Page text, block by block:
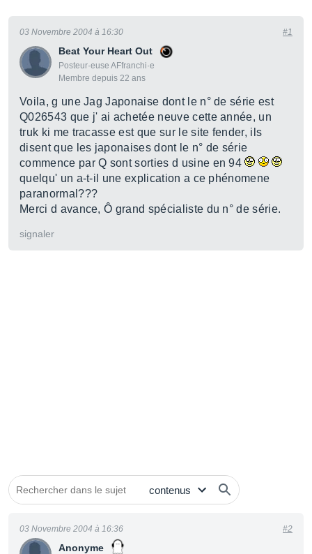
Beat Your Heart Out
Posteur·euse AFfranchi·e
Membre depuis 22 ans
03 Novembre 2004 à 16:30 #1
Voila, g une Jag Japonaise dont le n° de série est
Q026543 que j' ai achetée neuve cette année, un
truk ki me tracasse est que sur le site fender, ils
disent que les japonaises dont le n° de série
commence par Q sont sorties d usine en 94
quelqu' un a-t-il une explication a ce phénomene
paranormal???
Merci d avance, Ô grand spécialiste du n° de série.
signaler
Anonyme
03 Novembre 2004 à 16:36 #2